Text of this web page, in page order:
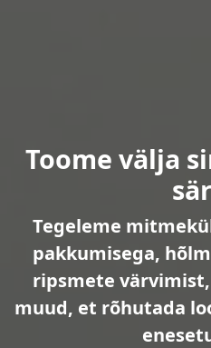
Toome välja
Tegeleme
pakkumisega,
ripsmete
muud, et rõhutada